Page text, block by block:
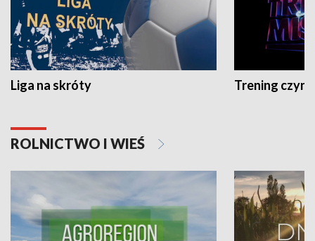
Liga na skróty Trening czyni
ROLNICTWO I WIEŚ